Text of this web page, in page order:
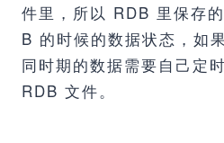
件里，所以 RDB 里保存
B 的时候的数据状态，如
同时期的数据需要自己定
RDB 文件。